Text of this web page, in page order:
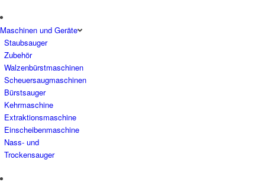
Maschinen und Geräte
Staubsauger
Zubehör
Walzenbürstmaschinen
Scheuersaugmaschinen
Bürstsauger
Kehrmaschine
Extraktionsmaschine
Einscheibenmaschine
Nass- und
Trockensauger